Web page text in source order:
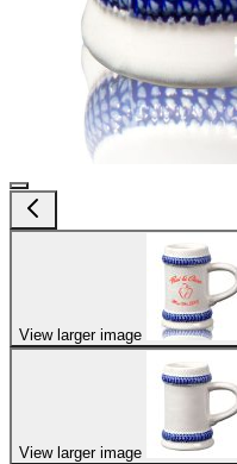
View larger image
View larger image